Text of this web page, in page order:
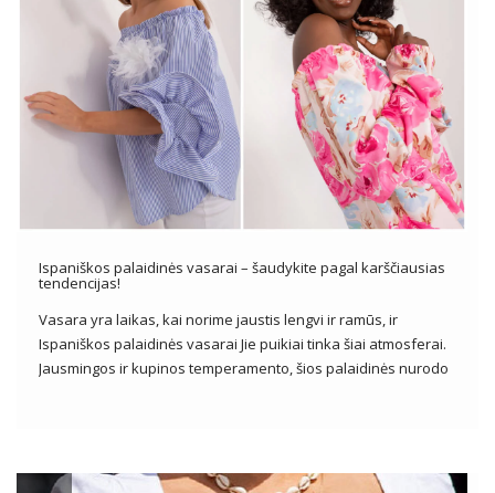
Ispaniškos palaidinės vasarai – šaudykite pagal karščiausias
tendencijas!
Vasara yra laikas, kai norime jaustis lengvi ir ramūs, ir
Ispaniškos palaidinės vasarai Jie puikiai tinka šiai atmosferai.
Jausmingos ir kupinos temperamento, šios palaidinės nurodo